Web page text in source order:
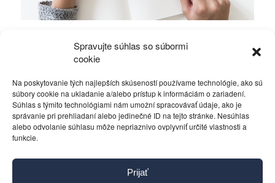
Spravujte súhlas so súbormi
cookie
Na poskytovanie tých najlepších skúseností používame technológie, ako sú
súbory cookie na ukladanie a/alebo prístup k informáciám o zariadení.
Súhlas s týmito technológiami nám umožní spracovávať údaje, ako je
správanie pri prehliadaní alebo jedinečné ID na tejto stránke. Nesúhlas
alebo odvolanie súhlasu môže nepriaznivo ovplyvniť určité vlastnosti a
funkcie.
Prijať
Gerasimovom?
Politika 4. decembra 2023
Kontakt
Pravidlá používania